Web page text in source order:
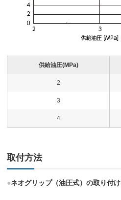
供給油圧(MPa)
2
3
4
取付方法
●ネオグリップ（油圧式）の取り付け